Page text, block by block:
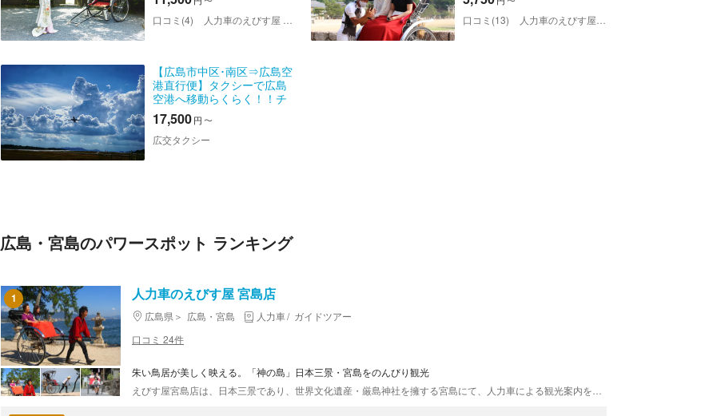
口コミ(4) 人力車のえびす屋 宮島店 口コミ(13) 人力車のえびす屋 宮島店
【広島市中区･南区⇒広島空
港直行便】タクシーで広島
空港へ移動らくらく！！チ
ャーター便
17,500円 〜
広交タクシー
広島・宮島のパワースポット ランキング
1 人力車のえびす屋 宮島店
広島県 広島・宮島 人力車
ガイドツアー
口コミ 24件
朱い鳥居が美しく映える。「神の島」日本三景・宮島をのんびり観光